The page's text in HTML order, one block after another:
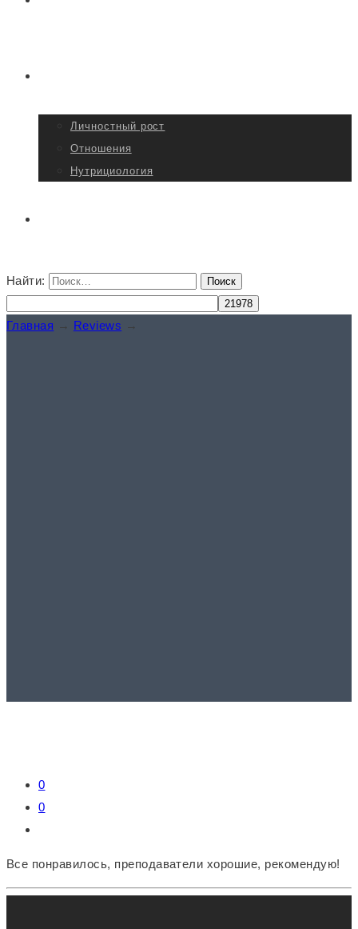
Личностный рост
Отношения
Нутрициология
Найти:
Главная → Reviews →
0
0
Все понравилось, преподаватели хорошие, рекомендую!